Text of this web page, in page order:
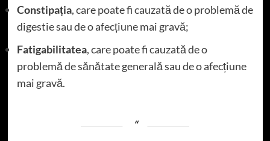
Constipația, care poate fi cauzată de o problemă de
digestie sau de o afecțiune mai gravă;
Fatigabilitatea, care poate fi cauzată de o
problemă de sănătate generală sau de o afecțiune
mai gravă.